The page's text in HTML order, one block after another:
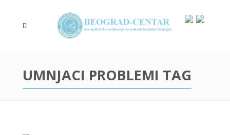
UMNJACI PROBLEMI TAG